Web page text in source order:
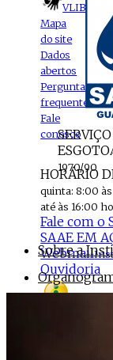
VLIBRAS
Mapa
do site
Dados
abertos
Perguntas
frequentes
Fale
conosco
ESGOTO
1970/90
HORÁRIO
quinta: 8:00 às
até às 16:00
Fale com o
SAAE EM
Webmail
Ouvidoria
Sobre a